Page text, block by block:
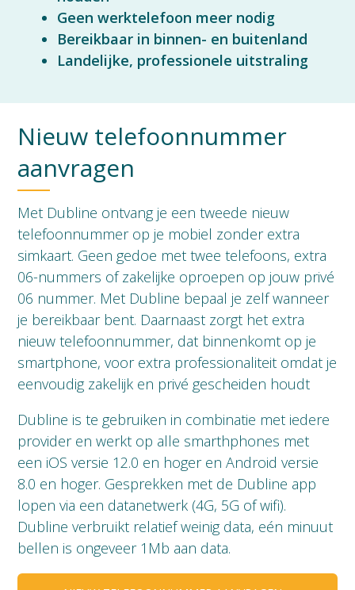
Geen werktelefoon meer nodig
Bereikbaar in binnen- en buitenland
Landelijke, professionele uitstraling
Nieuw telefoonnummer
aanvragen
Met Dubline ontvang je een tweede nieuw
telefoonnummer op je mobiel zonder extra
simkaart. Geen gedoe met twee telefoons, extra
06-nummers of zakelijke oproepen op jouw privé
06 nummer. Met Dubline bepaal je zelf wanneer
je bereikbaar bent. Daarnaast zorgt het extra
nieuw telefoonnummer, dat binnenkomt op je
smartphone, voor extra professionaliteit omdat je
eenvoudig zakelijk en privé gescheiden houdt
Dubline is te gebruiken in combinatie met iedere
provider en werkt op alle smarthphones met
een iOS versie 12.0 en hoger en Android versie
8.0 en hoger. Gesprekken met de Dubline app
lopen via een datanetwerk (4G, 5G of wifi).
Dubline verbruikt relatief weinig data, eén minuut
bellen is ongeveer 1Mb aan data.